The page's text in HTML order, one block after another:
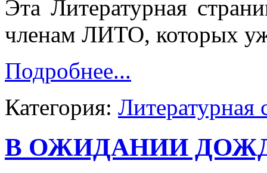
Эта Литературная
членам ЛИТО, которых
Подробнее...
Категория: Литературная
В ОЖИДАНИИ